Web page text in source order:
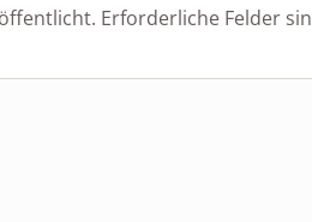
Erforderliche Felder